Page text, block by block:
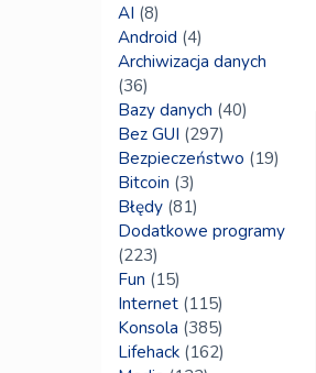
AI (8)
Android (4)
Archiwizacja danych
(36)
Bazy danych (40)
Bez GUI (297)
Bezpieczeństwo (19)
Bitcoin (3)
Błędy (81)
Dodatkowe programy
(223)
Fun (15)
Internet (115)
Konsola (385)
Lifehack (162)